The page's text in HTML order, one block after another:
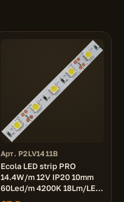
Арт. P2LV1411B
Ecola LED strip PRO
14.4W/m 12V IP20 10mm
60Led/m 4200K 18Lm/LED
1080Lm/m светодиодная